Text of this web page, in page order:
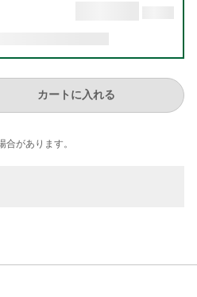
カートに入れる
が​あります。